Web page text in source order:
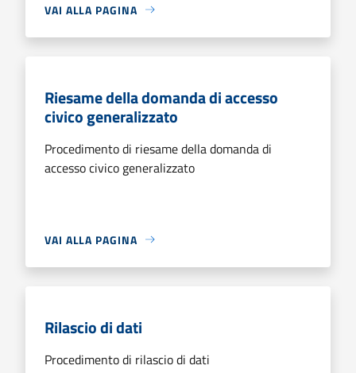
VAI ALLA PAGINA
Riesame della domanda di accesso
civico generalizzato
Procedimento di riesame della domanda di
accesso civico generalizzato
VAI ALLA PAGINA
Rilascio di dati
Procedimento di rilascio di dati